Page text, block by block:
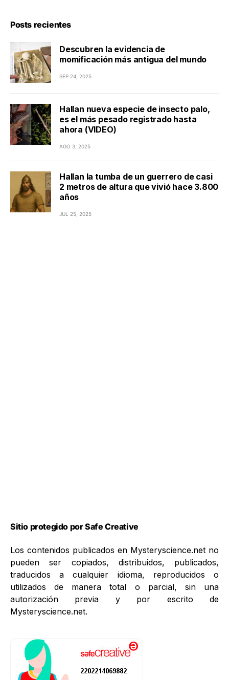
Posts recientes
Descubren la evidencia de
momificación más antigua del mundo
SEP 24, 2025
Hallan nueva especie de insecto palo,
es el más pesado registrado hasta
ahora (VIDEO)
AGO 3, 2025
Hallan la tumba de un guerrero de casi
2 metros de altura que vivió hace 3.800
años
JUL 25, 2025
Sitio protegido por Safe Creative
Los contenidos publicados en Mysteryscience.net no
pueden ser copiados, distribuidos, publicados,
traducidos a cualquier idioma, reproducidos o
utilizados de manera total o parcial, sin una
autorización previa y por escrito de
Mysteryscience.net.